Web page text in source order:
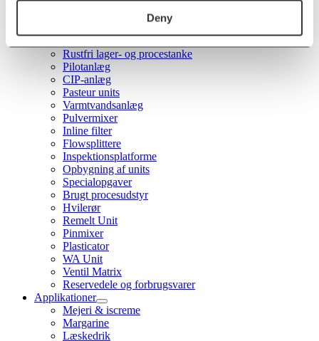
Deny
Rustfri lager- og procestanke
Pilotanlæg
CIP-anlæg
Pasteur units
Varmtvandsanlæg
Pulvermixer
Inline filter
Flowsplittere
Inspektionsplatforme
Opbygning af units
Specialopgaver
Brugt procesudstyr
Hvilerør
Remelt Unit
Pinmixer
Plasticator
WA Unit
Ventil Matrix
Reservedele og forbrugsvarer
Applikationer
Mejeri & iscreme
Margarine
Læskedrik